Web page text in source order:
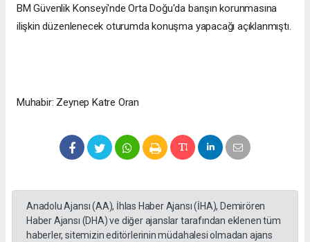
BM Güvenlik Konseyi'nde Orta Doğu'da barışın korunmasına
ilişkin düzenlenecek oturumda konuşma yapacağı açıklanmıştı.
Muhabir: Zeynep Katre Oran
Anadolu Ajansı (AA), İhlas Haber Ajansı (İHA), Demirören
Haber Ajansı (DHA) ve diğer ajanslar tarafından eklenen tüm
haberler, sitemizin editörlerinin müdahalesi olmadan ajans